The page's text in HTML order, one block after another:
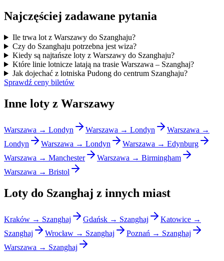
Najczęściej zadawane pytania
Ile trwa lot z Warszawy do Szanghaju?
Czy do Szanghaju potrzebna jest wiza?
Kiedy są najtańsze loty z Warszawy do Szanghaju?
Które linie lotnicze latają na trasie Warszawa – Szanghaj?
Jak dojechać z lotniska Pudong do centrum Szanghaju?
Sprawdź ceny biletów
Inne loty z Warszawy
Warszawa → Londyn Warszawa → Londyn
Warszawa →
Londyn
Warszawa → Londyn
Warszawa → Edynburg
Warszawa → Manchester
Warszawa → Birmingham
Warszawa → Bristol
Loty do Szanghaj z innych miast
Kraków → Szanghaj Gdańsk → Szanghaj
Katowice →
Szanghaj
Wrocław → Szanghaj
Poznań → Szanghaj
Warszawa → Szanghaj